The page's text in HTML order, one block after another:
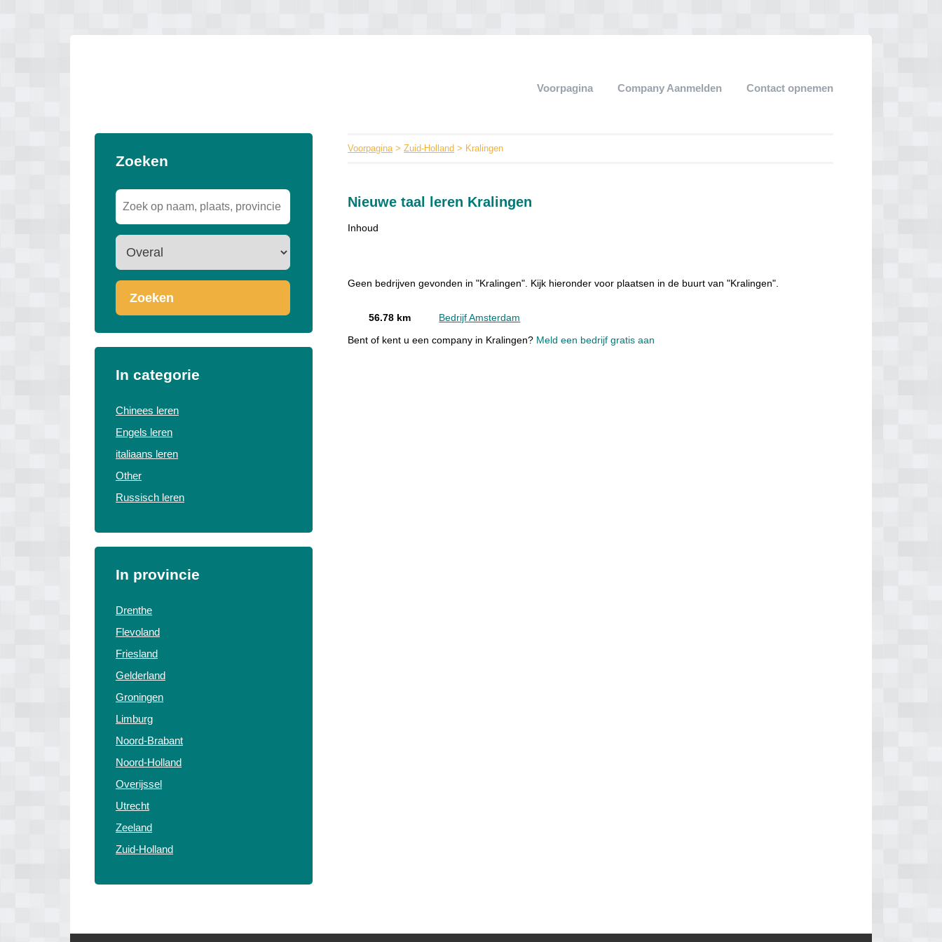
Voorpagina Company Aanmelden Contact opnemen
Zoeken
Zoeken
In categorie
Chinees leren
Engels leren
italiaans leren
Other
Russisch leren
In provincie
Drenthe
Flevoland
Friesland
Gelderland
Groningen
Limburg
Noord-Brabant
Noord-Holland
Overijssel
Utrecht
Zeeland
Zuid-Holland
Voorpagina>Zuid-Holland > Kralingen
Nieuwe taal leren Kralingen
Inhoud
Geen bedrijven gevonden in "Kralingen". Kijk hieronder voor plaatsen in de buurt van "Kralingen".
56.78 km Bedrijf Amsterdam
Bent of kent u een company in Kralingen? Meld een bedrijf gratis aan